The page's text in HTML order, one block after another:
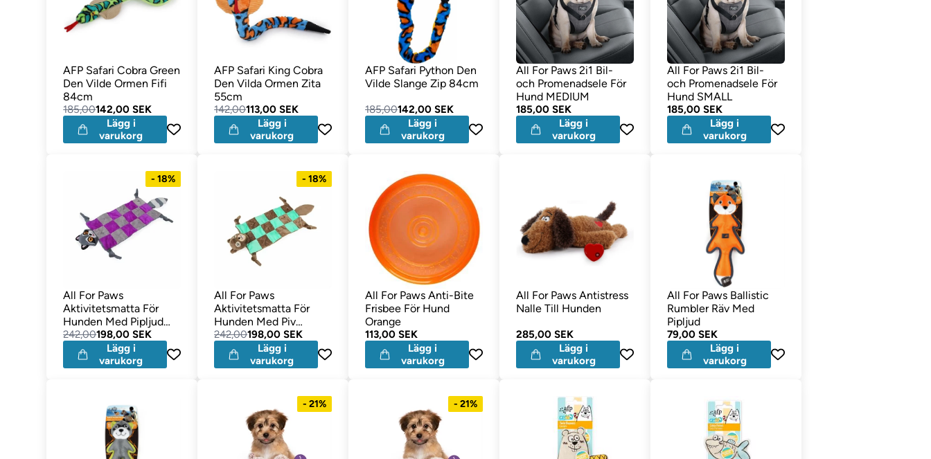
AFP Safari Cobra Green
Den Vilde Ormen Fifi
84cm
185,00142,00 SEK
Lägg i
varukorg
AFP Safari King Cobra
Den Vilda Ormen Zita
55cm
142,00113,00 SEK
Lägg i
varukorg
AFP Safari Python Den
Vilde Slange Zip 84cm
185,00142,00 SEK
Lägg i
varukorg
All For Paws 2i1 Bil-
och Promenadsele För
Hund MEDIUM
185,00 SEK
Lägg i
varukorg
All For Paws 2i1 Bil-
och Promenadsele För
Hund SMALL
185,00 SEK
Lägg i
varukorg
- 18%
All For Paws
Aktivitetsmatta För
Hunden Med Pipljud
Tvättbjörnen Erna
242,00198,00 SEK
Lägg i
varukorg
- 18%
All For Paws
Aktivitetsmatta För
Hunden Med Piv
Ekorren Georg
242,00198,00 SEK
Lägg i
varukorg
All For Paws Anti-Bite
Frisbee För Hund
Orange
113,00 SEK
Lägg i
varukorg
All For Paws Antistress
Nalle Till Hunden
285,00 SEK
Lägg i
varukorg
All For Paws Ballistic
Rumbler Räv Med
Pipljud
79,00 SEK
Lägg i
varukorg
- 21% - 21%